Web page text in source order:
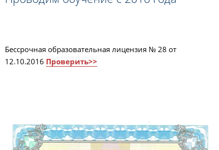
Бессрочная образовательная лицензия № 28 от
12.10.2016 Проверить>>